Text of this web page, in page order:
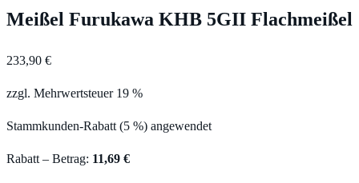
Meißel Furukawa KHB 5GII Flachmeißel
233,90 €
zzgl. Mehrwertsteuer 19 %
Stammkunden-Rabatt (5 %) angewendet
Rabatt – Betrag: 11,69 €